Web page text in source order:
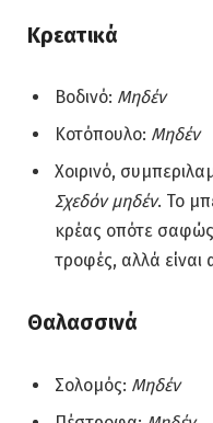
Κρεατικά
Βοδινό: Μηδέν
Κοτόπουλο: Μηδέν
Χοιρινό,
Σχεδόν μηδέν. Το
κρέας οπότε σαφώς
τροφές, αλλά
Θαλασσινά
Σολομός: Μηδέν